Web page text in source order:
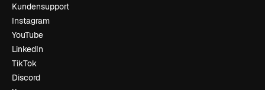
Kundensupport
Instagram
YouTube
LinkedIn
TikTok
Discord